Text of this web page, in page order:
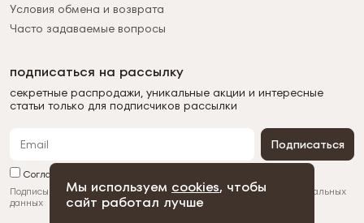
Мы используем cookies, чтобы
сайт работал лучше
Условия обмена и возврата
Часто задаваемые вопросы
подписаться на рассылку
секретные распродажи, уникальные акции и интересные
статьи только для подписчиков рассылки
Подписаться
Согласен с обработкой персональных данных
Подписываясь на рассылку, вы соглашаетесь с обработкой персональных
данных